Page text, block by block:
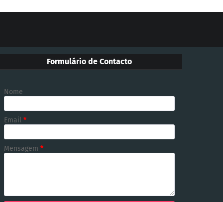
Formulário de Contacto
Nome
Email *
Mensagem *